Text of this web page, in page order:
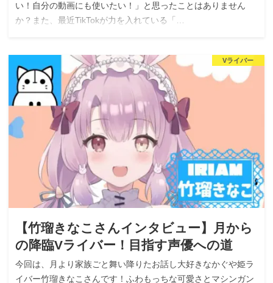
い！自分の動画にも使いたい！」と思ったことはありません
か？また、最近TikTokが力を入れている「…
Vライバー
【竹瑠きなこさんインタビュー】月から
の降臨Vライバー！目指す声優への道
今回は、月より家族ごと舞い降りたお話し大好きなかぐや姫ラ
イバー竹瑠きなこさんです！ふわもっちな可愛さとマシンガン